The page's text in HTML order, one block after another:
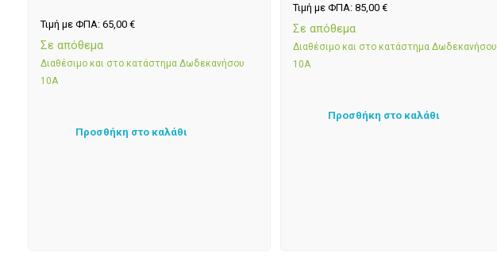
Τιμή με ΦΠΑ: 65,00 €
Σε απόθεμα
Διαθέσιμο και στο κατάστημα Δωδεκανήσου
10Α
Προσθήκη στο καλάθι
Τιμή με ΦΠΑ:85,00€
Σε απόθεμα
Διαθέσιμο και στο κατάστημα Δωδεκανήσου
10Α
Προσθήκη στο καλάθι